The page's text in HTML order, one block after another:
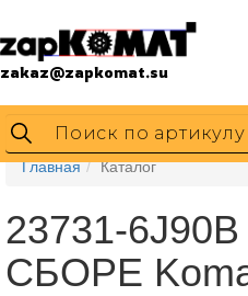
zakaz@zapkomat.su
Главная Каталог
23731-
СБОРЕ